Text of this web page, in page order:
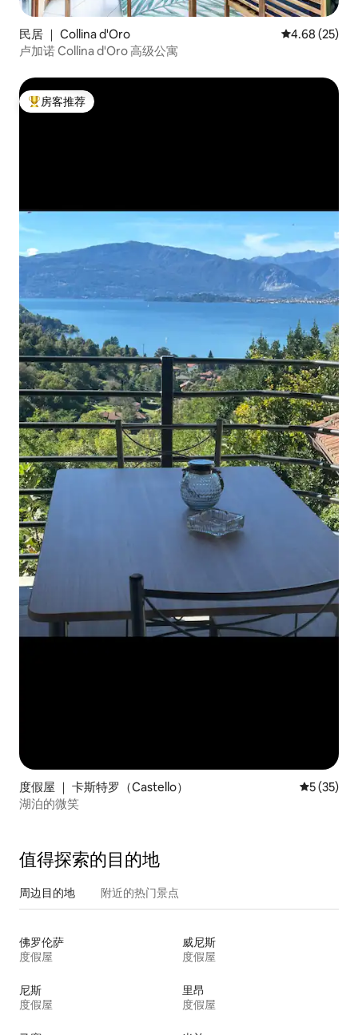
民居 ｜ Collina d'Oro 平均评分
4.68 (25)
卢加诺 Collina d'Oro 高级公寓
热门「房客推荐」
房客推荐
度假屋 ｜ 卡斯特罗（Castello） 平均评分
5 (35)
湖泊的微笑
值得探索的目的地
周边目的地 附近的热门景点
佛罗伦萨
度假屋
威尼斯
度假屋
尼斯
度假屋
里昂
度假屋